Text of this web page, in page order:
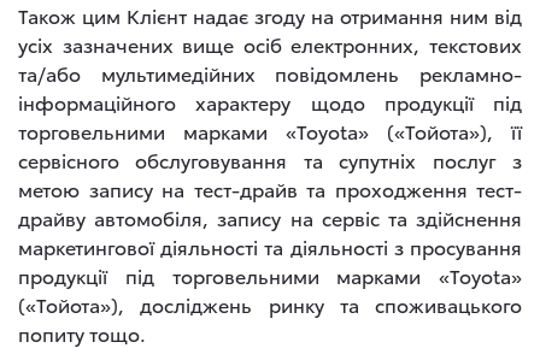
Також цим Клієнт надає згоду на отримання ним від
усіх зазначених вище осіб електронних, текстових
та/або мультимедійних повідомлень рекламно-
інформаційного характеру щодо продукції під
торговельними марками «Toyota» («Тойота»), її
сервісного обслуговування та супутніх послуг з
метою запису на тест-драйв та проходження тест-
драйву автомобіля, запису на сервіс та здійснення
маркетингової діяльності та діяльності з просування
продукції під торговельними марками «Toyota»
(«Тойота»), досліджень ринку та споживацького
попиту тощо.